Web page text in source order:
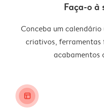
Faça-o à
Conceba um calendário
criativos, ferramentas
acabamentos
layout_alt